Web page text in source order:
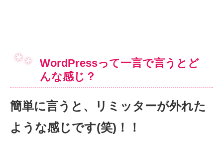
WordPressって一言で言うとど
んな感じ？
簡単に言うと、リミッターが外れた
ような感じです(笑)！！